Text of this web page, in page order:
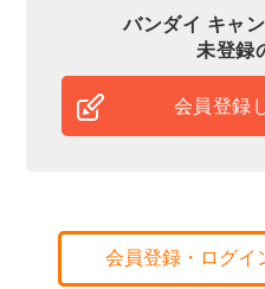
バンダイ キャ
未登録
会員登録
会員登録・ログイ